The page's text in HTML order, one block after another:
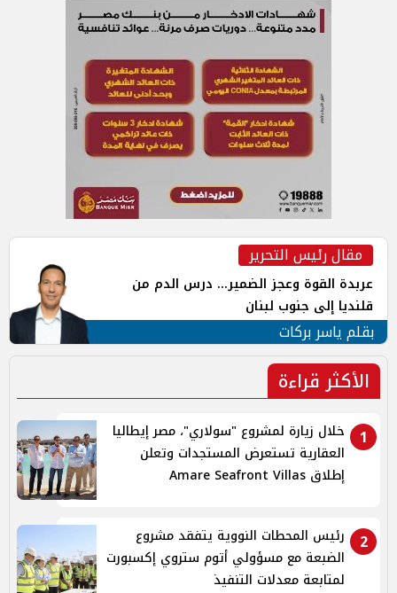
مقال رئيس التحرير
عربدة القوة وعجز الضمير... درس الدم من
قلنديا إلى جنوب لبنان
بقلم ياسر بركات
الأكثر قراءة
1
خلال زيارة لمشروع "سولاري"، مصر إيطاليا
العقارية تستعرض المستجدات وتعلن
إطلاق Amare Seafront Villas
2
رئيس المحطات النووية يتفقد مشروع
الضبعة مع مسؤولي أتوم ستروي إكسبورت
لمتابعة معدلات التنفيذ